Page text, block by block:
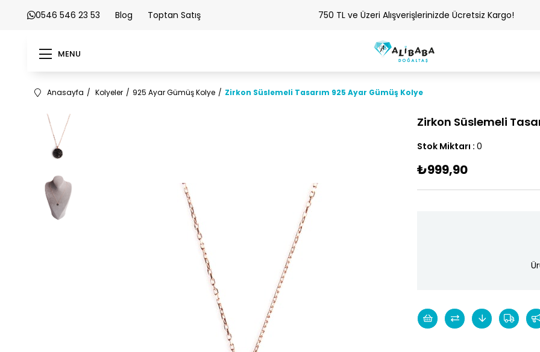
0546 546 23 53 Blog Toptan Satış 750 TL ve Üzeri Alışverişlerinizde Ücretsiz Kargo!
MENU
Anasayfa Kolyeler 925 Ayar Gümüş Kolye Zirkon Süslemeli Tasarım 925 Ayar Gümüş Kolye
Zirkon Süslemeli
Stok Miktarı : 0
₺999,90